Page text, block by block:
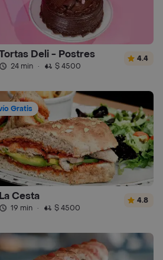
Deli - Postres
24 min · $ 4500
4.4
Gratis
La Cesta
19 min · $ 4500
4.8